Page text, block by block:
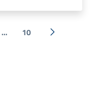
... 10 Successiva